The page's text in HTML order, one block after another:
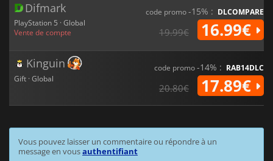
Difmark
PlayStation 5 · Global
Vente de compte
code promo-15% : DLCOMPARE
19.99€ 16.99€
Kinguin
Gift · Global
code promo-14% : RAB14DLC
20.80€ 17.89€
Vous pouvez laisser un commentaire ou répondre à un
message en vousauthentifiant